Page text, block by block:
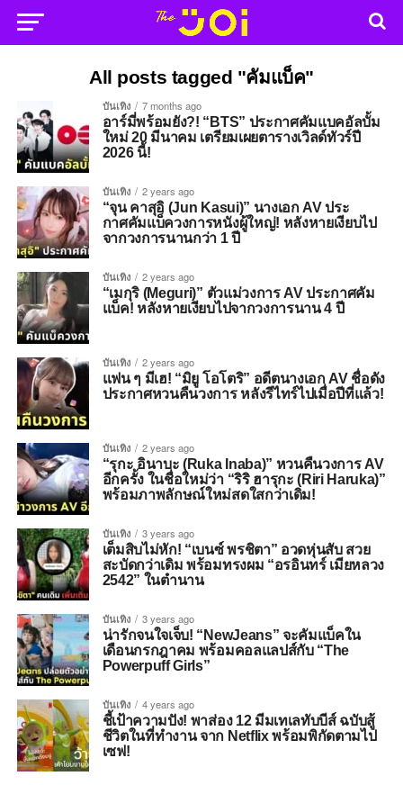
All posts tagged "คัมแบ็ค"
บันเทิง 7 months ago
อาร์มี่พร้อมยัง?! “BTS” ประกาศคัมแบคอัลบั้ม
ใหม่ 20 มีนาคม เตรียมเผยตารางเวิลด์ทัวร์ปี
2026 นี้!
บันเทิง 2 years ago
“จุน คาสุอิ (Jun Kasui)” นางเอก AV ประ
กาศคัมแบ็ควงการหนังผู้ใหญ่! หลังหายเงียบไป
จากวงการนานกว่า 1 ปี
บันเทิง 2 years ago
“เมกุริ (Meguri)” ตัวแม่วงการ AV ประกาศคัม
แบ็ค! หลังหายเงียบไปจากวงการนาน 4 ปี
บันเทิง 2 years ago
แฟน ๆ มีเฮ! “มิยู โอโตริ” อดีตนางเอก AV ชื่อดัง
ประกาศหวนคืนวงการ หลังรีไทร์ไปเมื่อปีที่แล้ว!
บันเทิง 2 years ago
“รุกะ อินาบะ (Ruka Inaba)” หวนคืนวงการ AV
อีกครั้ง ในชื่อใหม่ว่า “ริริ ฮารุกะ (Riri Haruka)”
พร้อมภาพลักษณ์ใหม่สดใสกว่าเดิม!
บันเทิง 3 years ago
เต็มสิบไม่หัก! “เบนซ์ พรชิตา” อวดหุ่นสับ สวย
สะบัดกว่าเดิม พร้อมทรงผม “อรอินทร์ เมียหลวง
2542” ในตำนาน
บันเทิง 3 years ago
น่ารักจนใจเจ็บ! “NewJeans” จะคัมแบ็คใน
เดือนกรกฎาคม พร้อมคอลแลปส์กับ “The
Powerpuff Girls”
บันเทิง 4 years ago
ชี้เป้าความปัง! พาส่อง 12 มีมเทเลทับบีส์ ฉบับสู้
ชีวิตในที่ทำงาน จาก Netflix พร้อมพิกัดตามไป
เซฟ!